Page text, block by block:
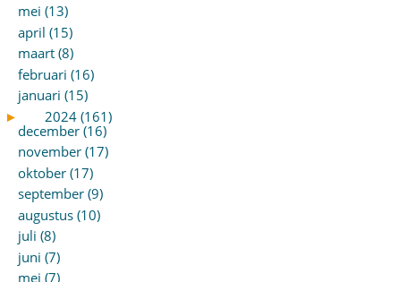
mei (13)
april (15)
maart (8)
februari (16)
januari (15)
►
2024 (161)
december (16)
november (17)
oktober (17)
september (9)
augustus (10)
juli (8)
juni (7)
mei (7)